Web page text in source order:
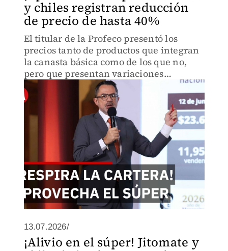
y chiles registran reducción
de precio de hasta 40%
El titular de la Profeco presentó los
precios tanto de productos que integran
la canasta básica como de los que no,
pero que presentan variaciones
importantes.
13.07.2026/
¡Alivio en el súper! Jitomate y